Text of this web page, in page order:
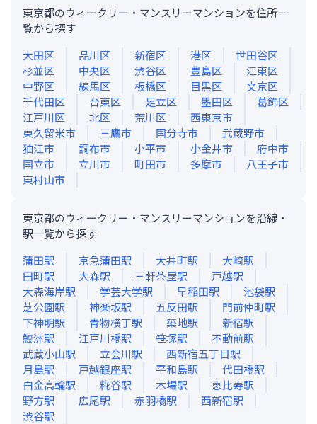
東京都のウィークリー・マンスリーマンションを住所一
覧から探す
大田区
品川区 新宿区 港区
世田谷区
杉並区
中央区 渋谷区 豊島区
江東区
中野区
練馬区 板橋区 目黒区
文京区
千代田区
台東区 足立区 墨田区
葛飾区
江戸川区
北区 荒川区
西東京市
東久留米市
三鷹市 国分寺市
武蔵野市
狛江市
調布市 小平市 小金井市
府中市
国立市
立川市 町田市 多摩市
八王子市
東村山市
東京都のウィークリー・マンスリーマンションを沿線・
駅一覧から探す
蒲田駅 京急蒲田駅 大井町駅 大崎駅
田町駅 大森駅 三軒茶屋駅 戸越駅
大森海岸駅 学芸大学駅 早稲田駅 池袋駅
芝公園駅 神楽坂駅 五反田駅 門前仲町駅
下神明駅 青物横丁駅 築地駅 新宿駅
鮫洲駅 江戸川橋駅 笹塚駅 不動前駅
武蔵小山駅 立会川駅 西新宿五丁目駅
月島駅 戸越銀座駅 平和島駅 代田橋駅
白金高輪駅 糀谷駅 木場駅 恵比寿駅
野方駅 広尾駅 赤羽橋駅 西新宿駅
渋谷駅